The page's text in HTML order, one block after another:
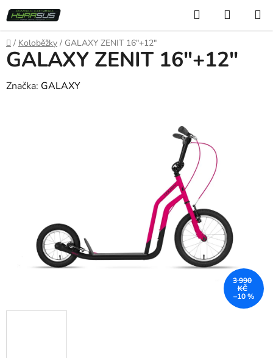
Přejít
na
obsah
Hledat
KOŠÍK
Domů
/ Koloběžky / GALAXY ZENIT 16"+12"
GALAXY ZENIT 16"+12"
Značka: GALAXY
3 990
KČ
–10 %